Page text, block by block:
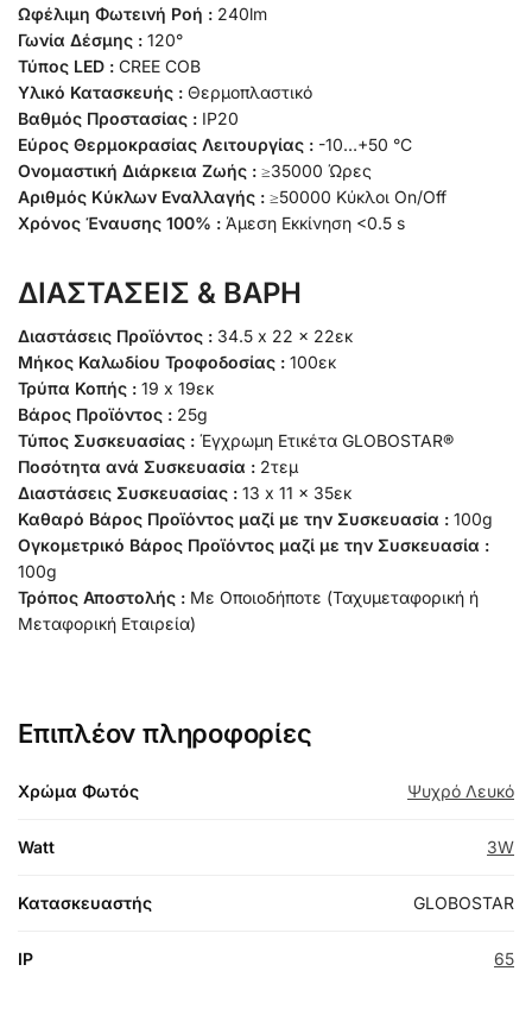
Ωφέλιμη Φωτεινή Ροή : 240lm
Γωνία Δέσμης : 120°
Τύπος LED : CREE COB
Υλικό Κατασκευής : Θερμοπλαστικό
Βαθμός Προστασίας : IP20
Εύρος Θερμοκρασίας Λειτουργίας : -10…+50 °C
Ονομαστική Διάρκεια Ζωής : ≥35000 Ώρες
Αριθμός Κύκλων Εναλλαγής : ≥50000 Κύκλοι On/Off
Χρόνος Έναυσης 100% : Άμεση Εκκίνηση <0.5 s
ΔΙΑΣΤΑΣΕΙΣ & ΒΑΡΗ
Διαστάσεις Προϊόντος : 34.5 x 22 x 22εκ
Μήκος Καλωδίου Τροφοδοσίας : 100εκ
Τρύπα Κοπής : 19 x 19εκ
Βάρος Προϊόντος : 25g
Τύπος Συσκευασίας : Έγχρωμη Ετικέτα GLOBOSTAR®
Ποσότητα ανά Συσκευασία : 2τεμ
Διαστάσεις Συσκευασίας : 13 x 11 x 35εκ
Καθαρό Βάρος Προϊόντος μαζί με την Συσκευασία : 100g
Ογκομετρικό Βάρος Προϊόντος μαζί με την Συσκευασία :
100g
Τρόπος Αποστολής : Με Οποιοδήποτε (Ταχυμεταφορική ή
Μεταφορική Εταιρεία)
Επιπλέον πληροφορίες
Χρώμα Φωτός Ψυχρό Λευκό
Watt 3W
Κατασκευαστής GLOBOSTAR
IP 65